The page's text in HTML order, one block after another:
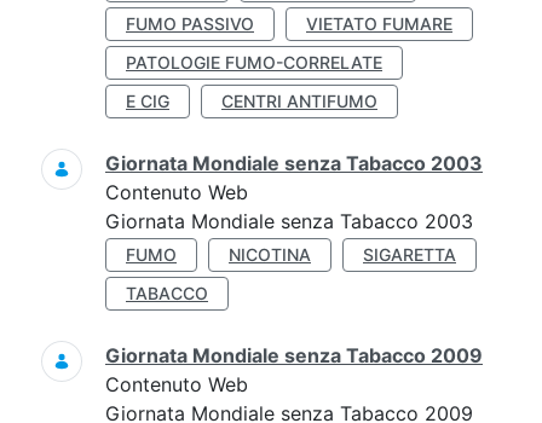
FUMO PASSIVO
VIETATO FUMARE
PATOLOGIE FUMO-CORRELATE
E CIG
CENTRI ANTIFUMO
Giornata Mondiale senza Tabacco 2003
Contenuto Web
Giornata Mondiale senza Tabacco 2003
FUMO NICOTINA
SIGARETTA
TABACCO
Giornata Mondiale senza Tabacco 2009
Contenuto Web
Giornata Mondiale senza Tabacco 2009